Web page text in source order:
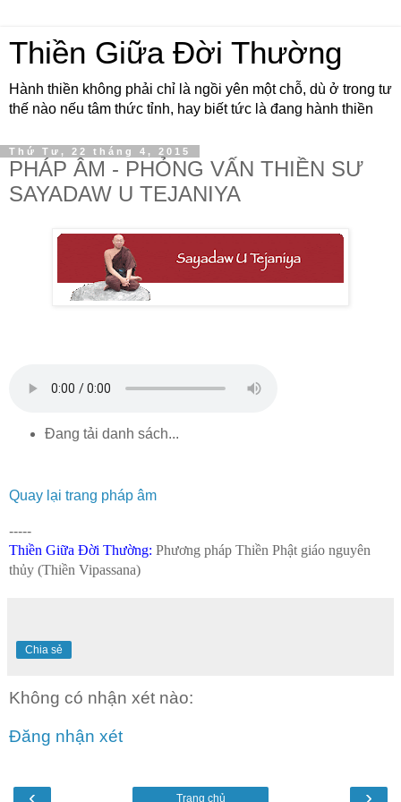
Thiền Giữa Đời Thường
Hành thiền không phải chỉ là ngồi yên một chỗ, dù ở trong tư
thế nào nếu tâm thức tỉnh, hay biết tức là đang hành thiền
Thứ Tư, 22 tháng 4, 2015
PHÁP ÂM - PHỎNG VẤN THIỀN SƯ
SAYADAW U TEJANIYA
Đang tải danh sách...
Quay lại trang pháp âm
-----
Thiền Giữa Đời Thường: Phương pháp Thiền Phật giáo nguyên
thủy (Thiền Vipassana)
Chia sẻ
Không có nhận xét nào:
Đăng nhận xét
‹ ›
Trang chủ